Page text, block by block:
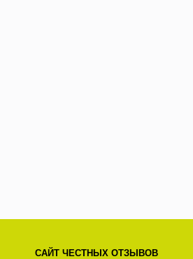
САЙТ ЧЕСТНЫХ ОТЗЫВОВ